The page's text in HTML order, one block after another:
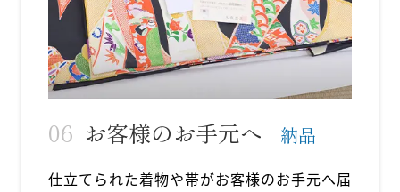
お客様のお手元へ 納品
仕立てられた着物や帯がお客様のお手元へ届